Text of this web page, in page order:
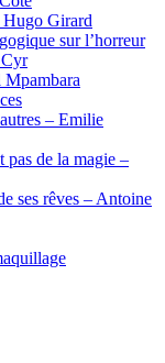
Hugo Girard
sur l’horreur
– Emilie
pas de la magie –
ses rêves – Antoine